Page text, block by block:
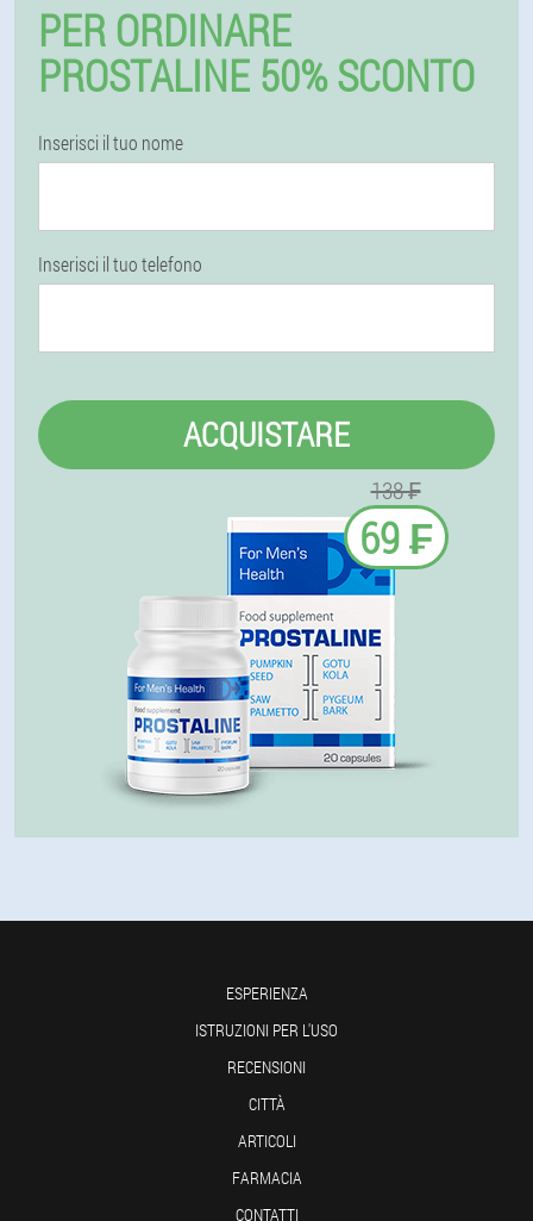
PER ORDINARE
PROSTALINE 50% SCONTO
Inserisci il tuo nome
Inserisci il tuo telefono
ACQUISTARE
138 ₣
69 ₣
ESPERIENZA
ISTRUZIONI PER L'USO
RECENSIONI
CITTÀ
ARTICOLI
FARMACIA
CONTATTI